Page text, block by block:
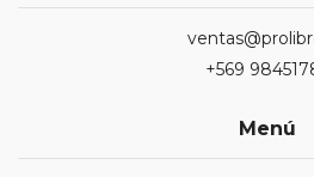
+569
Menú